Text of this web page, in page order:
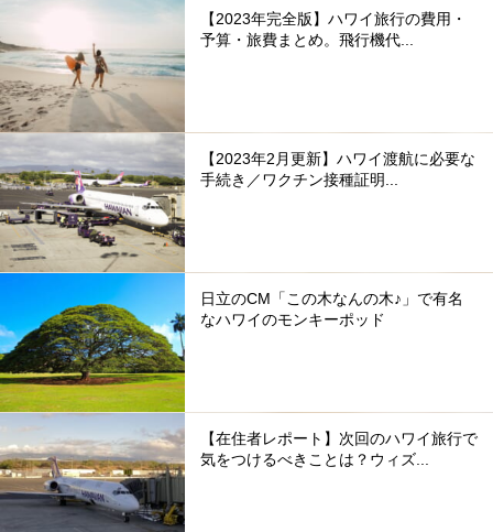
【2023年完全版】ハワイ旅行の費用・
予算・旅費まとめ。飛行機代...
【2023年2月更新】ハワイ渡航に必要な
手続き／ワクチン接種証明...
日立のCM「この木なんの木♪」で有名
なハワイのモンキーポッド
【在住者レポート】次回のハワイ旅行で
気をつけるべきことは？ウィズ...